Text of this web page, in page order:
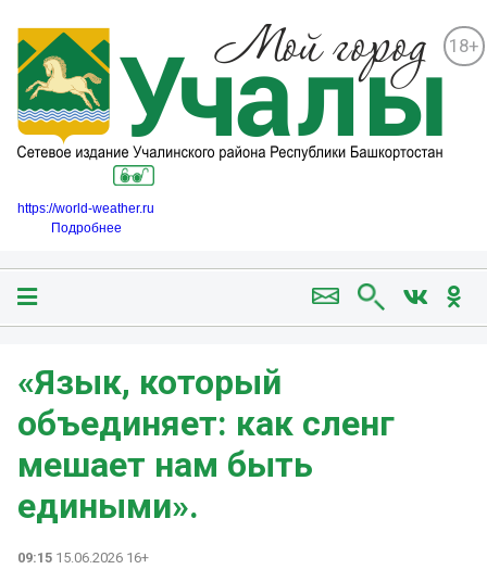
18+
https://world-weather.ru
Подробнее
«Язык, который
объединяет: как сленг
мешает нам быть
едиными».
09:15 15.06.2026 16+